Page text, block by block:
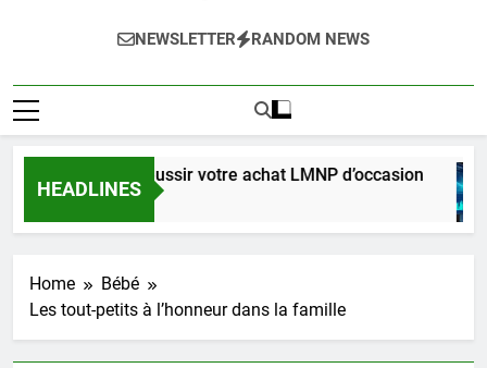
NEWSLETTER RANDOM NEWS
HEADLINES
pour réussir votre achat LMNP d’occasion
Home
Bébé
Les tout-petits à l’honneur dans la famille